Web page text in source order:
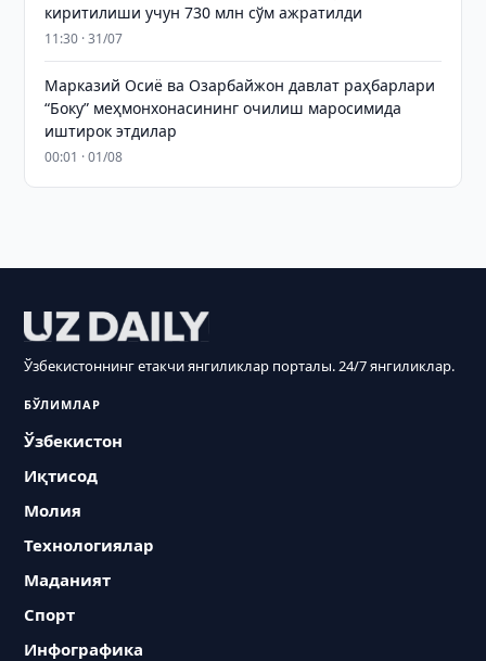
киритилиши учун 730 млн сўм ажратилди
11:30 · 31/07
Марказий Осиё ва Озарбайжон давлат раҳбарлари
“Боку” меҳмонхонасининг очилиш маросимида
иштирок этдилар
00:01 · 01/08
Ўзбекистоннинг етакчи янгиликлар порталы. 24/7 янгиликлар.
БЎЛИМЛАР
Ўзбекистон
Иқтисод
Молия
Технологиялар
Маданият
Спорт
Инфографика